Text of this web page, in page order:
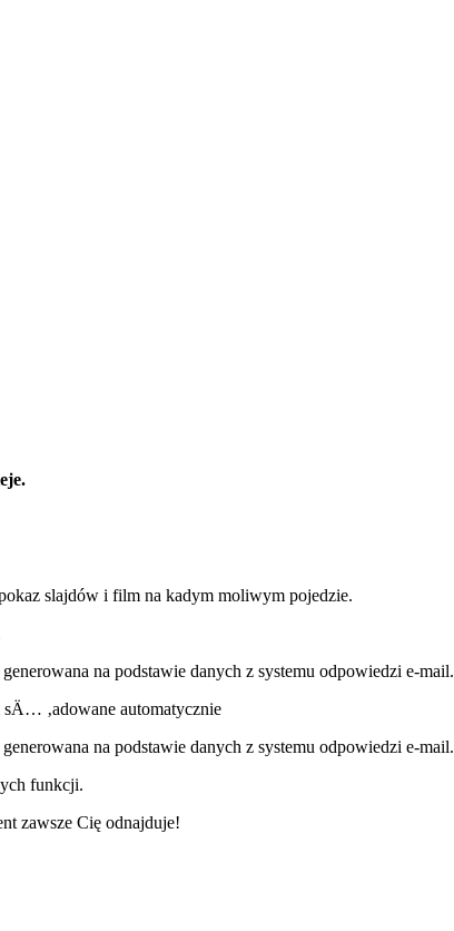
slajdów i film na kadym moliwym pojedzie.
na podstawie danych z systemu odpowiedzi e-mail.
‚adowane automatycznie
na podstawie danych z systemu odpowiedzi e-mail.
funkcji.
zawsze Cię odnajduje!